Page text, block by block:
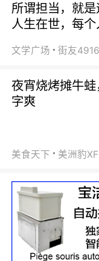
所谓担当，就是
人生在世，每
文学广场
夜宵烧烤摊牛
字爽
美食天下 美洲豹XF